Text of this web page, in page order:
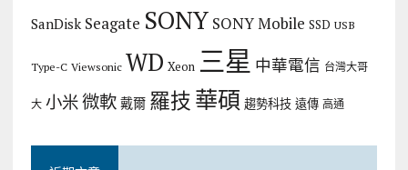
SanDisk Seagate SONY SONY Mobile SSD USB
Type-C Viewsonic WD Xeon 三星 中華電信 台灣大哥
大 小米微軟 戴爾 羅技華碩 趨勢科技 遠傳 高通